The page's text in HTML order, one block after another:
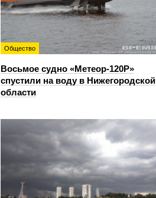
Общество
Восьмое судно «Метеор-120Р»
спустили на воду в Нижегородской
области